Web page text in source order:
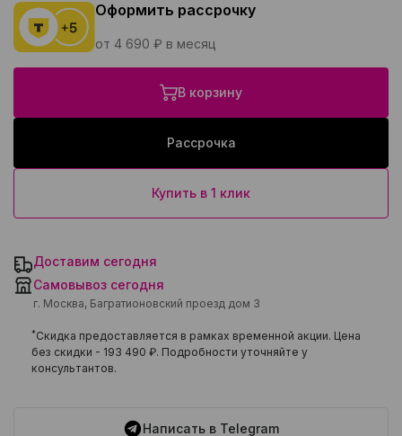
Оформить рассрочку
от 4 690 ₽ в месяц
В корзину
Рассрочка
Купить в 1 клик
Доставим сегодня
Самовывоз сегодня
г. Москва, Багратионовский проезд дом 3
*Скидка предоставляется в рамках временной акции. Цена
без скидки - 193 490 ₽. Подробности уточняйте у
консультантов.
Написать в Telegram